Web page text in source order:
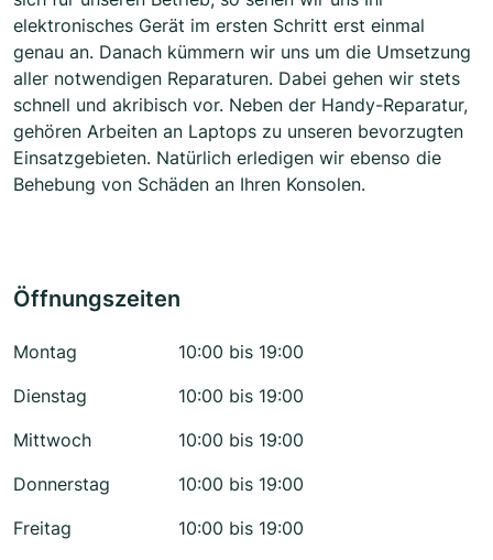
elektronisches Gerät im ersten Schritt erst einmal
genau an. Danach kümmern wir uns um die Umsetzung
aller notwendigen Reparaturen. Dabei gehen wir stets
schnell und akribisch vor. Neben der Handy-Reparatur,
gehören Arbeiten an Laptops zu unseren bevorzugten
Einsatzgebieten. Natürlich erledigen wir ebenso die
Behebung von Schäden an Ihren Konsolen.
Öffnungszeiten
Montag
10:00 bis 19:00
Dienstag
10:00 bis 19:00
Mittwoch
10:00 bis 19:00
Donnerstag
10:00 bis 19:00
Freitag
10:00 bis 19:00